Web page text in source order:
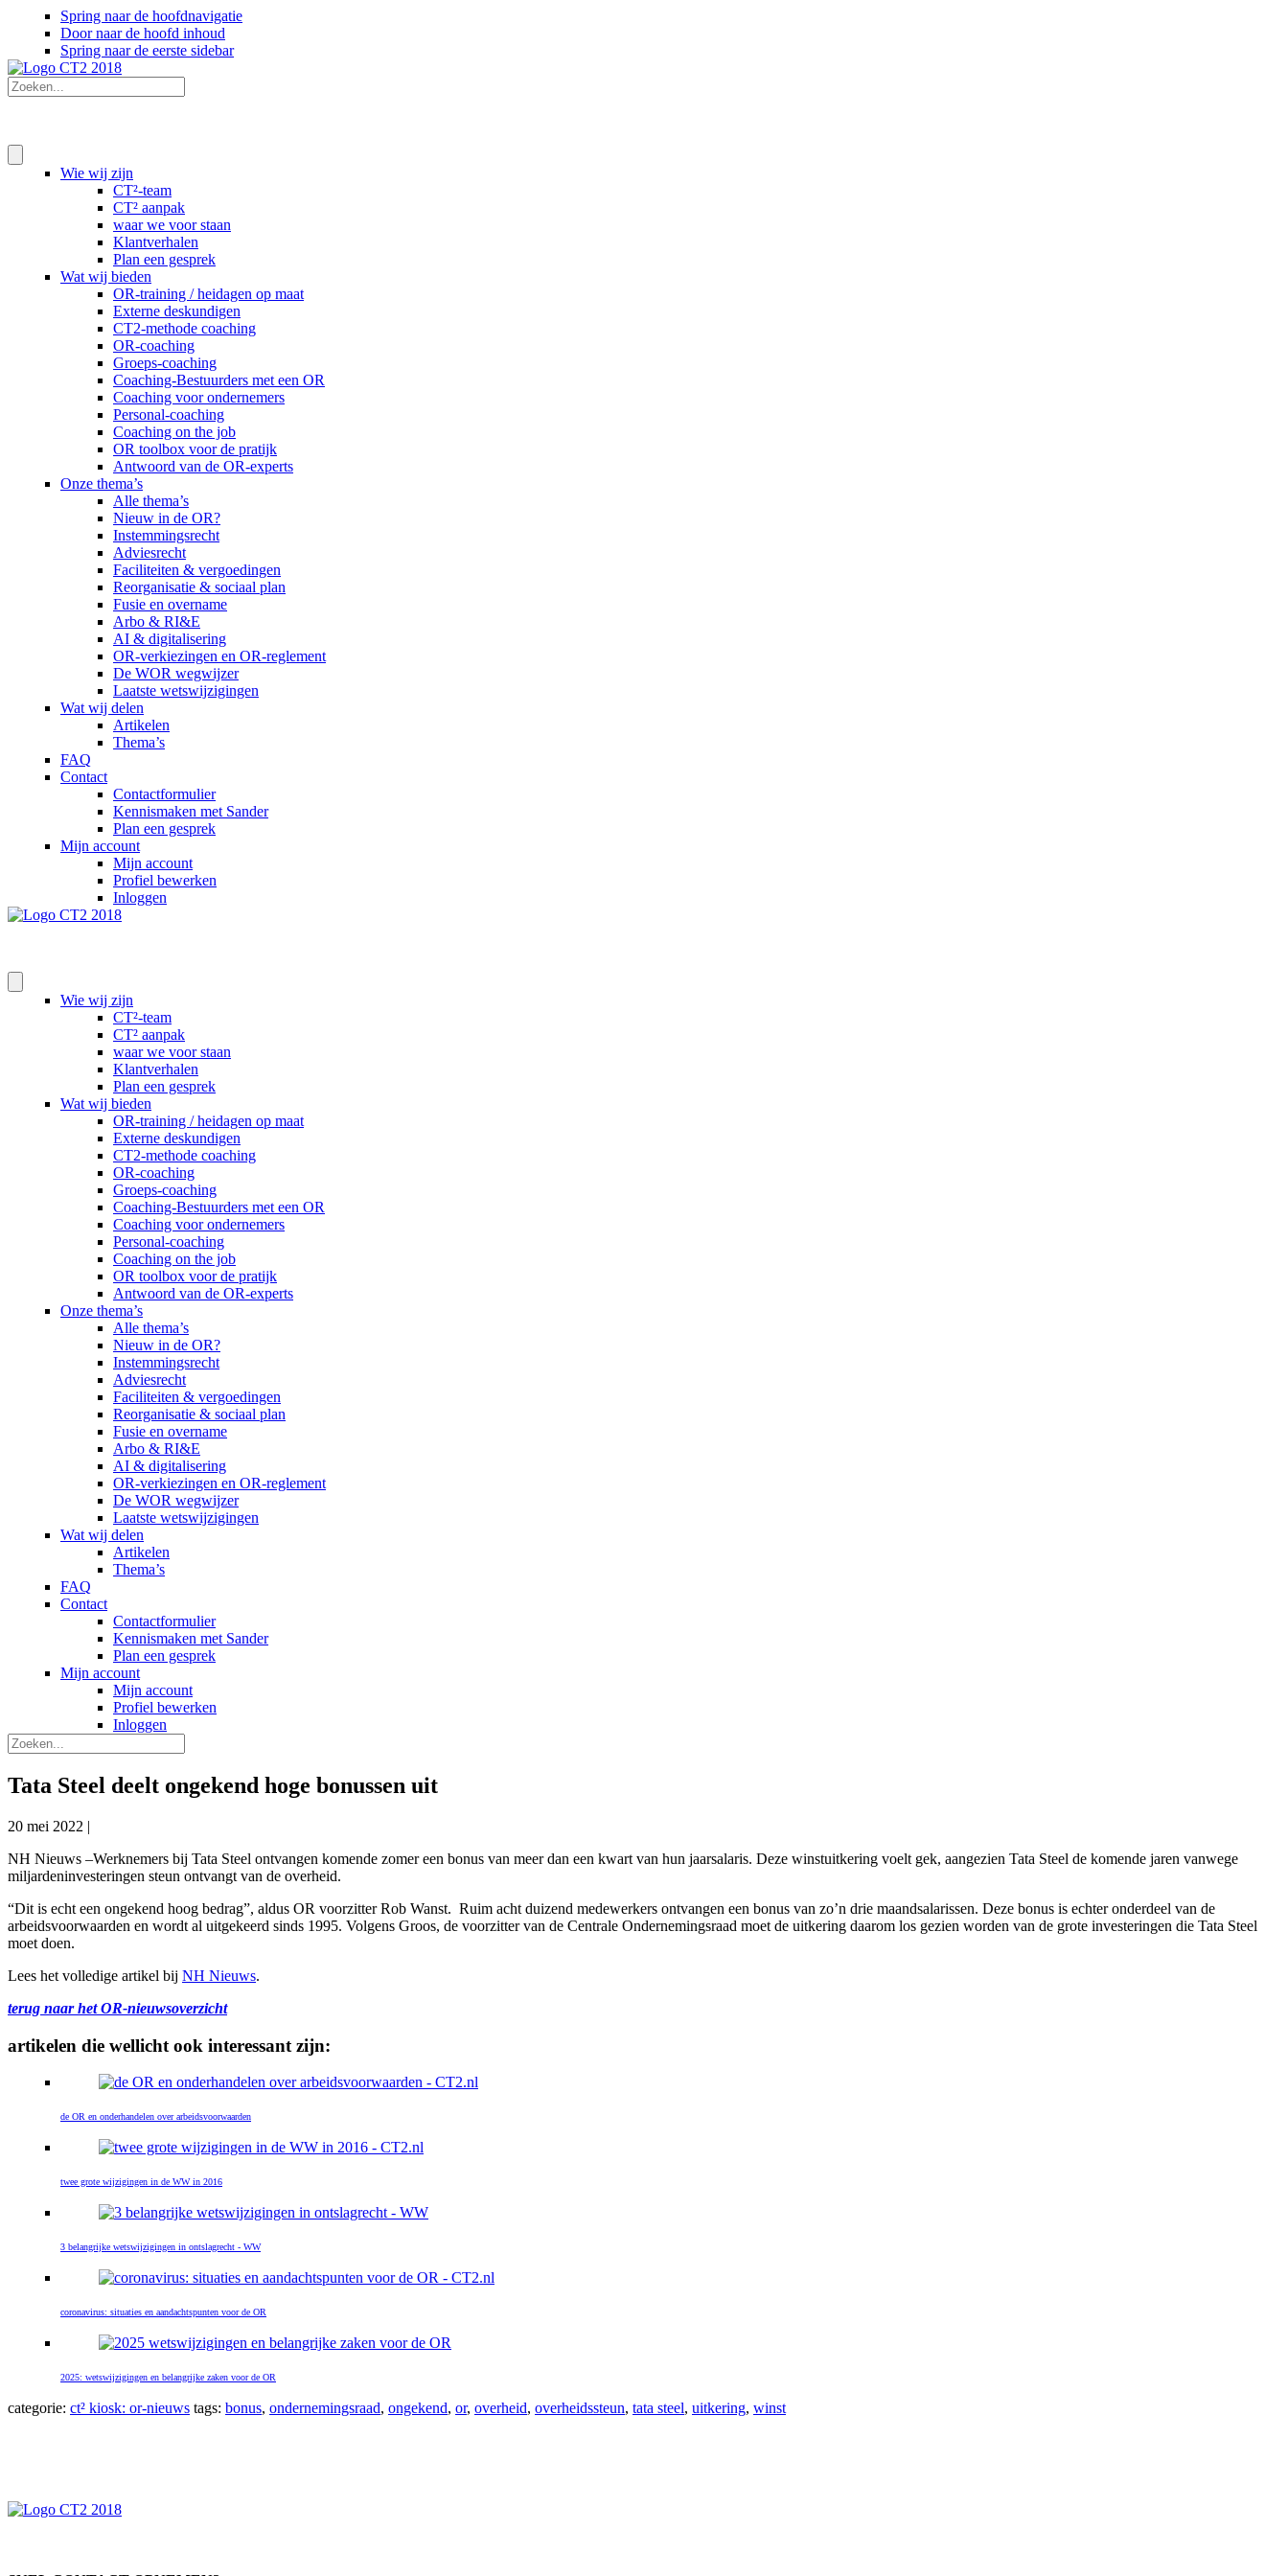
Spring naar de hoofdnavigatie
Door naar de hoofd inhoud
Spring naar de eerste sidebar
Wie wij zijn
CT²-team
CT² aanpak
waar we voor staan
Klantverhalen
Plan een gesprek
Wat wij bieden
OR-training / heidagen op maat
Externe deskundigen
CT2-methode coaching
OR-coaching
Groeps-coaching
Coaching-Bestuurders met een OR
Coaching voor ondernemers
Personal-coaching
Coaching on the job
OR toolbox voor de pratijk
Antwoord van de OR-experts
Onze thema’s
Alle thema’s
Nieuw in de OR?
Instemmingsrecht
Adviesrecht
Faciliteiten & vergoedingen
Reorganisatie & sociaal plan
Fusie en overname
Arbo & RI&E
AI & digitalisering
OR-verkiezingen en OR-reglement
De WOR wegwijzer
Laatste wetswijzigingen
Wat wij delen
Artikelen
Thema’s
FAQ
Contact
Contactformulier
Kennismaken met Sander
Plan een gesprek
Mijn account
Mijn account
Profiel bewerken
Inloggen
Wie wij zijn
CT²-team
CT² aanpak
waar we voor staan
Klantverhalen
Plan een gesprek
Wat wij bieden
OR-training / heidagen op maat
Externe deskundigen
CT2-methode coaching
OR-coaching
Groeps-coaching
Coaching-Bestuurders met een OR
Coaching voor ondernemers
Personal-coaching
Coaching on the job
OR toolbox voor de pratijk
Antwoord van de OR-experts
Onze thema’s
Alle thema’s
Nieuw in de OR?
Instemmingsrecht
Adviesrecht
Faciliteiten & vergoedingen
Reorganisatie & sociaal plan
Fusie en overname
Arbo & RI&E
AI & digitalisering
OR-verkiezingen en OR-reglement
De WOR wegwijzer
Laatste wetswijzigingen
Wat wij delen
Artikelen
Thema’s
FAQ
Contact
Contactformulier
Kennismaken met Sander
Plan een gesprek
Mijn account
Mijn account
Profiel bewerken
Inloggen
Tata Steel deelt ongekend hoge bonussen uit
20 mei 2022 |
NH Nieuws –Werknemers bij Tata Steel ontvangen komende zomer een bonus van meer dan een kwart van hun jaarsalaris. Deze winstuitkering voelt gek, aangezien Tata Steel de komende jaren vanwege
miljardeninvesteringen steun ontvangt van de overheid.
“Dit is echt een ongekend hoog bedrag”, aldus OR voorzitter Rob Wanst. Ruim acht duizend medewerkers ontvangen een bonus van zo’n drie maandsalarissen. Deze bonus is echter onderdeel van de
arbeidsvoorwaarden en wordt al uitgekeerd sinds 1995. Volgens Groos, de voorzitter van de Centrale Ondernemingsraad moet de uitkering daarom los gezien worden van de grote investeringen die Tata Steel
moet doen.
Lees het volledige artikel bij NH Nieuws.
terug naar het OR-nieuwsoverzicht
artikelen die wellicht ook interessant zijn:
de OR en onderhandelen over arbeidsvoorwaarden
twee grote wijzigingen in de WW in 2016
3 belangrijke wetswijzigingen in ontslagrecht - WW
coronavirus: situaties en aandachtspunten voor de OR
2025: wetswijzigingen en belangrijke zaken voor de OR
categorie: ct² kiosk: or-nieuws tags: bonus, ondernemingsraad, ongekend, or, overheid, overheidssteun, tata steel, uitkering, winst